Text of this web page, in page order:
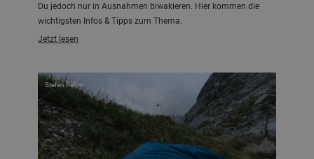
Du jedoch nur in Ausnahmen biwakieren. Hier kommen die
wichtigsten Infos & Tipps zum Thema.
Jetzt lesen
Stefan Rehm